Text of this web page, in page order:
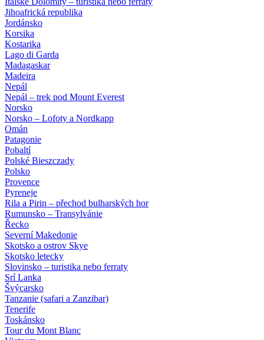
Jihoafrická republika
Jordánsko
Korsika
Kostarika
Lago di Garda
Madagaskar
Madeira
Nepál
Nepál – trek pod Mount Everest
Norsko
Norsko – Lofoty a Nordkapp
Omán
Patagonie
Pobaltí
Polské Bieszczady
Polsko
Provence
Pyreneje
Rila a Pirin – přechod bulharských hor
Rumunsko – Transylvánie
Řecko
Severní Makedonie
Skotsko a ostrov Skye
Skotsko letecky
Slovinsko – turistika nebo ferraty
Srí Lanka
Švýcarsko
Tanzanie (safari a Zanzibar)
Tenerife
Toskánsko
Tour du Mont Blanc